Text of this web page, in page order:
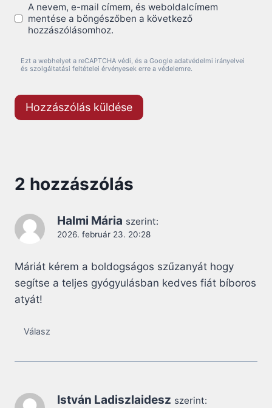
A nevem, e-mail címem, és weboldalcímem
mentése a böngészőben a következő
hozzászólásomhoz.
Ezt a webhelyet a reCAPTCHA védi, és a Google adatvédelmi irányelvei
és szolgáltatási feltételei érvényesek erre a védelemre.
2 hozzászólás
Halmi Mária szerint:
2026. február 23. 20:28
Máriát kérem a boldogságos szűzanyát hogy
segítse a teljes gyógyulásban kedves fiát bíboros
atyát!
Válasz
István Ladiszlaidesz szerint: